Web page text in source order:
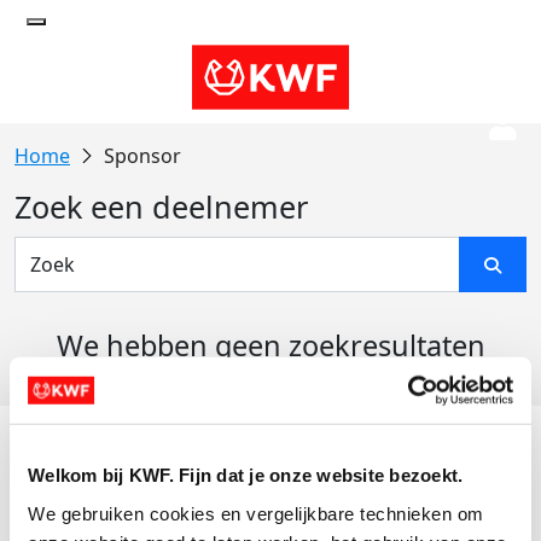
Welkom bij KWF. Fijn dat je onze website bezoekt.
We gebruiken cookies en vergelijkbare technieken om
Sponsor
Zoek een deelnemer
We hebben geen zoekresultaten
Actiematerialen
Evenementen